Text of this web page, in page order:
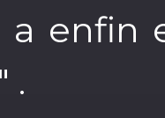
a
.